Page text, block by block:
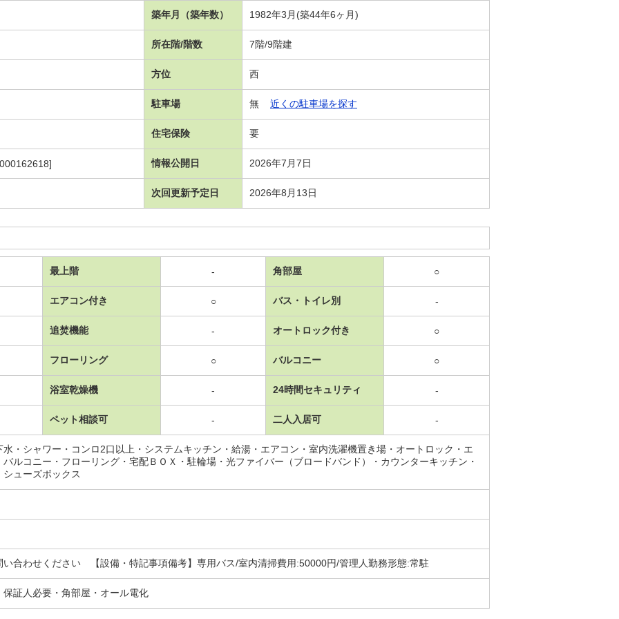
築年月（築年数） 1982年3月(築44年6ヶ月)
所在階/階数 7階/9階建
方位 西
駐車場 無 近くの駐車場を探す
住宅保険 要
情報公開日 2026年7月7日
次回更新予定日 2026年8月13日
最上階 - 角部屋 ○
エアコン付き ○ バス・トイレ別 -
追焚機能 - オートロック付き ○
フローリング ○ バルコニー ○
浴室乾燥機 - 24時間セキュリティ -
ペット相談可 - 二人入居可 -
水・シャワー・コンロ2口以上・システムキッチン・給湯・エアコン・室内洗濯機置き場・オートロック・エ
バルコニー・フローリング・宅配ＢＯＸ・駐輪場・光ファイバー（ブロードバンド）・カウンターキッチン・
ューズボックス
い合わせください 【設備・特記事項備考】専用バス/室内清掃費用:50000円/管理人勤務形態:常駐
保証人必要・角部屋・オール電化